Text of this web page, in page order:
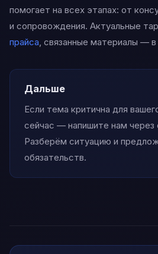
помогает на всех этапах: от
и сопровождения. Актуальные
прайса , связанные материалы — в
Дальше
Если тема критична для
сейчас — напишите нам через
Разберём ситуацию и
обязательств.